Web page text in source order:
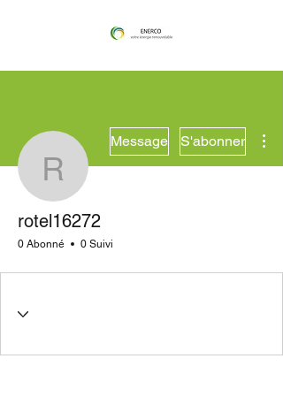
rotel16272
Message S'abonner
rotel16272
0 Abonné 0 Suivi